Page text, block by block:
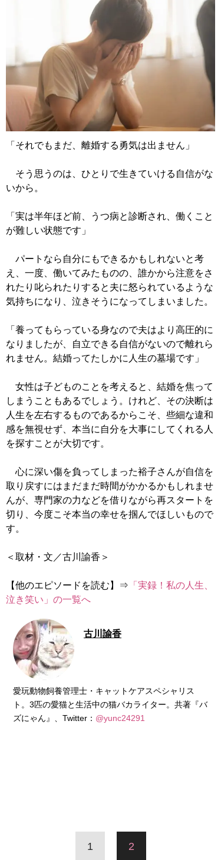
「それでもまだ、離婚する勇気は出ません」
そう思うのは、ひとりで生きていける自信がな
いから。
「実は半年ほど前、うつ病と診断され、働くこと
が難しい状態です」
パートなら自分にもできるかもしれないと考
え、一度、働いてみたものの、誰かから注意をさ
れたり叱られたりすると夫に怒られているような
気持ちになり、泣きそうになってしまいました。
「養ってもらっている身なので夫はより高圧的に
なりましたが、自立できる自信がないので離れら
れません。結婚ってたしかに人生の墓場です」
女性は子どものことを考えると、結婚を焦って
しまうこともあるでしょう。けれど、その決断は
人生を左右するものであるからこそ、些細な違和
感を無視せず、本当に自分を大事にしてくれる人
を探すことが大切です。
心に深い傷を負ってしまった裕子さんが自信を
取り戻すにはまだまだ時間がかかるかもしれませ
んが、専門家の力などを借りながら再スタートを
切り、今度こそ本当の幸せを掴んでほしいもので
す。
＜取材・文／古川諭香＞
【他のエピソードを読む】⇒ 「実録！私の人生、
泣き笑い」の一覧へ
古川諭香
愛玩動物飼養管理士・キャットケアスペシャリス
ト。3匹の愛猫と生活中の猫バカライター。共著『バ
ズにゃん』、Twitter： @yunc24291
1 2